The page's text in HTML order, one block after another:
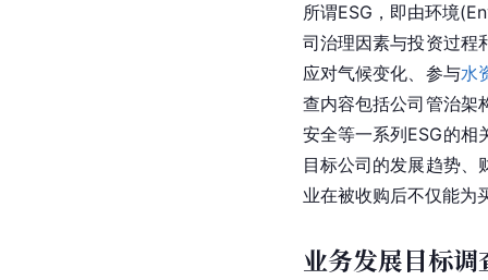
所谓ESG，即由环境
司治理因素与投资过程
应对气候变化、参与水
查内容包括公司管治架
安全等一系列ESG的相
目标公司的发展趋势、
业在被收购后不仅能为
业务发展目标调